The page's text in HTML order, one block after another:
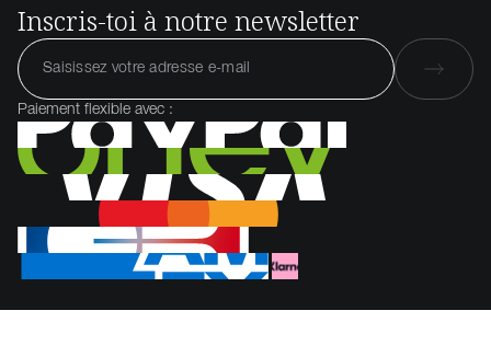
Inscris-toi à notre newsletter
Paiement flexible avec :